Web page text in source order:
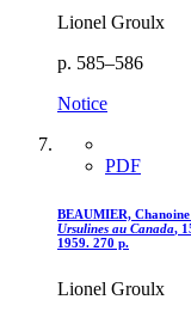
Lionel Groulx
p. 585–586
Notice
PDF
BEAUMIER,
Ursulines au Canada,
1959. 270 p.
Lionel Groulx